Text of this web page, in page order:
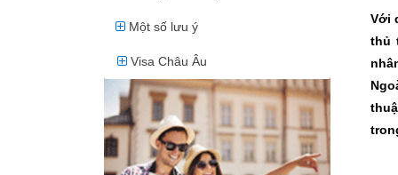
Một số lưu ý
Visa Châu Âu
Với
thủ